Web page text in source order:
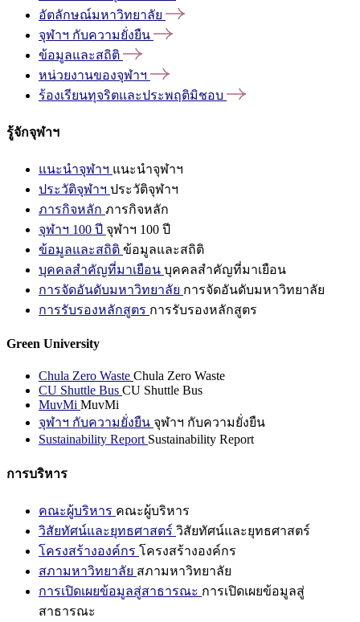
อัตลักษณ์มหาวิทยาลัย
จุฬาฯ กับความยั่งยืน
ข้อมูลและสถิติ
หน่วยงานของจุฬาฯ
ร้องเรียนทุจริตและประพฤติมิชอบ
รู้จักจุฬาฯ
แนะนำจุฬาฯ แนะนำจุฬาฯ
ประวัติจุฬาฯ ประวัติจุฬาฯ
ภารกิจหลัก ภารกิจหลัก
จุฬาฯ 100 ปี จุฬาฯ 100 ปี
ข้อมูลและสถิติ ข้อมูลและสถิติ
บุคคลสำคัญที่มาเยือน บุคคลสำคัญที่มาเยือน
การจัดอันดับมหาวิทยาลัย การจัดอันดับมหาวิทยาลัย
การรับรองหลักสูตร การรับรองหลักสูตร
Green University
Chula Zero Waste Chula Zero Waste
CU Shuttle Bus CU Shuttle Bus
MuvMi MuvMi
จุฬาฯ กับความยั่งยืน จุฬาฯ กับความยั่งยืน
Sustainability Report Sustainability Report
การบริหาร
คณะผู้บริหาร คณะผู้บริหาร
วิสัยทัศน์และยุทธศาสตร์ วิสัยทัศน์และยุทธศาสตร์
โครงสร้างองค์กร โครงสร้างองค์กร
สภามหาวิทยาลัย สภามหาวิทยาลัย
การเปิดเผยข้อมูลสู่สาธารณะ การเปิดเผยข้อมูลสู่
สาธารณะ